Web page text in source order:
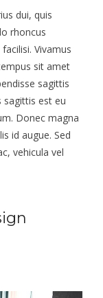
dui, quis
rhoncus
Vivamus
sit amet
sagittis
sagittis est eu
Donec magna
id augue. Sed
vehicula vel